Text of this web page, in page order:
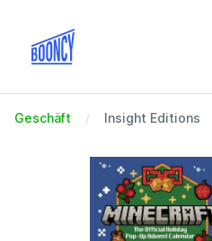
Geschäft Insight Editions